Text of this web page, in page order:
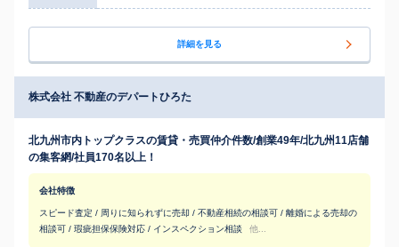
詳細を見る
株式会社 不動産のデパートひろた
北九州市内トップクラスの賃貸・売買仲介件数/創業49年/北九州11店舗
の集客網/社員170名以上！
会社特徴
スピード査定 / 周りに知られずに売却 / 不動産相続の相談可 / 離婚による売却の
相談可 / 瑕疵担保保険対応 / インスペクション相談
他...